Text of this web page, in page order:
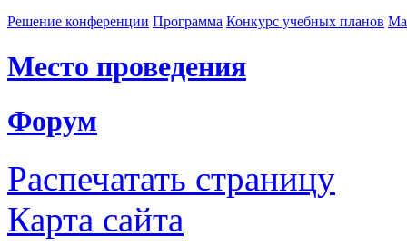
Решение конференции Программа Конкурс учебных планов
Место проведения
Форум
Распечатать страницу
Карта сайта